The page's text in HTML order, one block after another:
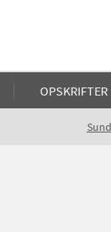
OPSKRIFTER